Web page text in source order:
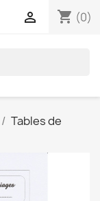
shopping_cart (0)

Tables de